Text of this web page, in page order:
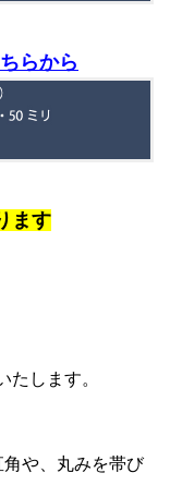
らから
ます
たします。
や、丸みを帯び